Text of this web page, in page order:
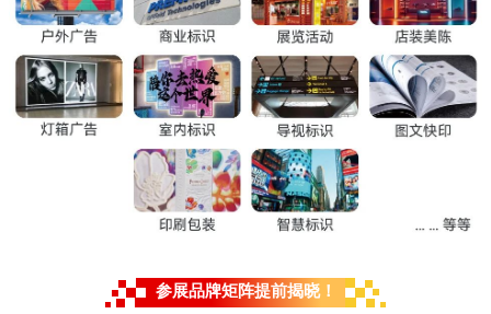
参展品牌矩阵提前揭晓！